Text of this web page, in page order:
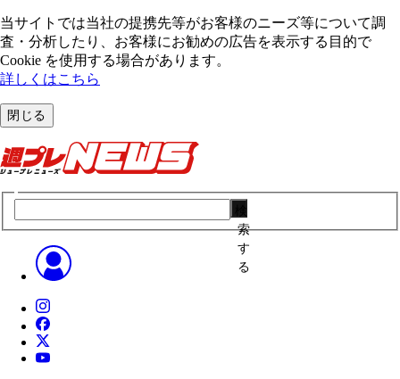
当サイトでは当社の提携先等がお客様のニーズ等について調
査・分析したり、お客様にお勧めの広告を表⽰する⽬的で
Cookie を使⽤する場合があります。
詳しくはこちら
閉じる
索
す
る